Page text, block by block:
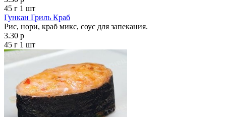
45 г 1 шт
Гункан Гриль Краб
Рис, нори, краб микс, соус для запекания.
3.30 р
45 г 1 шт